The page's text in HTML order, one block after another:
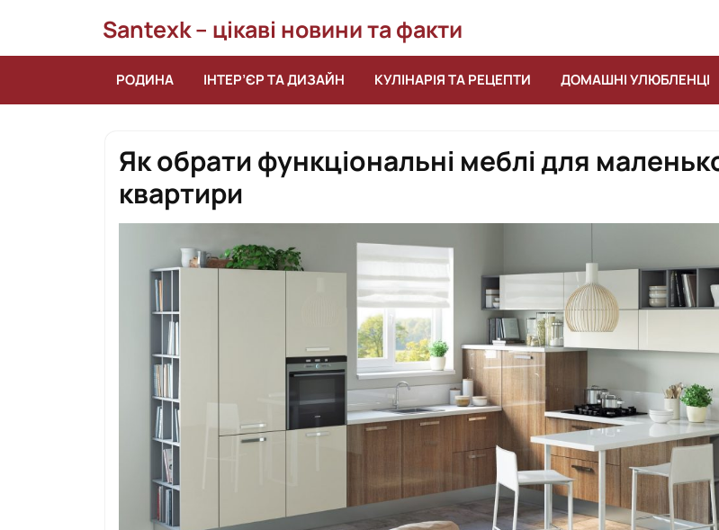
вмісту
Santexk – цікаві новини та факти
РОДИНА ІНТЕР’ЄР ТА ДИЗАЙН КУЛІНАРІЯ ТА РЕЦЕПТИ ДОМАШНІ УЛЮБЛЕНЦІ
Як обрати функціональні меблі для
квартири